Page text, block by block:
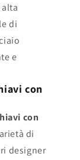
di
e
con
con
di
designer